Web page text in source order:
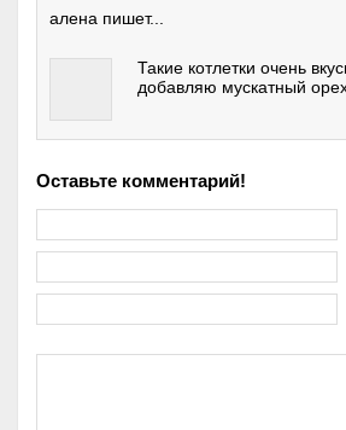
алена пишет...
Такие котлетки очень
добавляю мускатный
Оставьте комментарий!